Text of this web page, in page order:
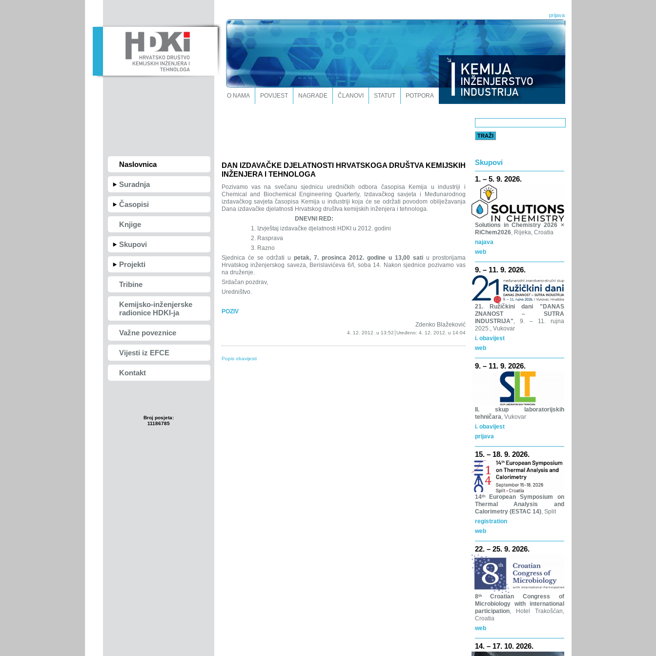
prijava
O NAMA POVIJEST NAGRADE ČLANOVI STATUT POTPORA
Naslovnica
Suradnja
Časopisi
Knjige
Skupovi
Projekti
Tribine
Kemijsko-inženjerske
radionice HDKI-ja
Važne poveznice
Vijesti iz EFCE
Kontakt
Broj posjeta:
11186785
DAN IZDAVAČKE DJELATNOSTI HRVATSKOGA DRUŠTVA KEMIJSKIH
INŽENJERA I TEHNOLOGA
Pozivamo vas na svečanu sjednicu uredničkih odbora časopisa Kemija u industriji i
Chemical and Biochemical Engineering Quarterly, Izdavačkog savjeta i Međunarodnog
izdavačkog savjeta časopisa Kemija u industriji koja će se održati povodom obilježavanja
Dana izdavačke djelatnosti Hrvatskog društva kemijskih inženjera i tehnologa.
DNEVNI RED:
1. Izvještaj izdavačke djelatnosti HDKI u 2012. godini
2. Rasprava
3. Razno
Sjednica će se održati u petak, 7. prosinca 2012. godine u 13,00 satiu prostorijama
Hrvatskog inženjerskog saveza, Berislavićeva 6/I, soba 14. Nakon sjednice pozivamo vas
na druženje.
Srdačan pozdrav,
Uredništvo.
POZIV
Zdenko Blažeković
4. 12. 2012. u 13:52 Uređeno: 4. 12. 2012. u 14:04
Popis obavijesti
Skupovi
1. – 5. 9. 2026.
Solutions in Chemistry 2026 ×
RiChem2026, Rijeka, Croatia
najava
web
9. – 11. 9. 2026.
21. Ružičkini dani "DANAS
ZNANOST – SUTRA
INDUSTRIJA", 9. – 11. rujna
2025., Vukovar
i. obavijest
web
9. – 11. 9. 2026.
II. skup laboratorijskih
tehničara , Vukovar
i. obavijest
prijava
15. – 18. 9. 2026.
14ᵗʰEuropean Symposium on
Thermal Analysis and
Calorimetry (ESTAC 14), Split
registration
web
22. – 25. 9. 2026.
8ᵗʰCroatian Congress of
Microbiology with international
participation, Hotel Trakošćan,
Croatia
web
14. – 17. 10. 2026.